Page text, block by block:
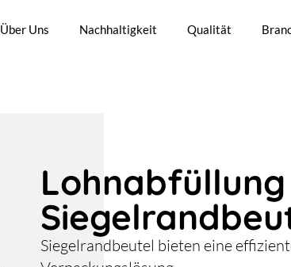
Über Uns Nachhaltigkeit Qualität
Siegelrandbeutel bieten eine